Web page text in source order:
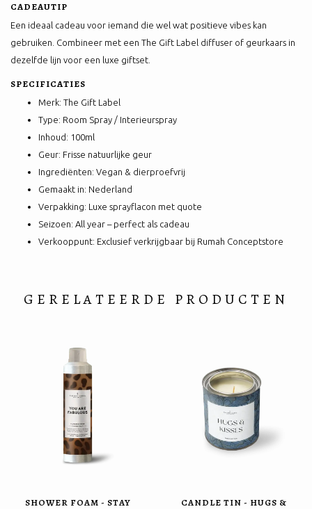
CADEAUTIP
Een ideaal cadeau voor iemand die wel wat positieve vibes kan
gebruiken. Combineer met een The Gift Label diffuser of geurkaars in
dezelfde lijn voor een luxe giftset.
SPECIFICATIES
Merk: The Gift Label
Type: Room Spray / Interieurspray
Inhoud: 100ml
Geur: Frisse natuurlijke geur
Ingrediënten: Vegan & dierproefvrij
Gemaakt in: Nederland
Verpakking: Luxe sprayflacon met quote
Seizoen: All year – perfect als cadeau
Verkooppunt: Exclusief verkrijgbaar bij Rumah Conceptstore
GERELATEERDE PRODUCTEN
SHOWER FOAM - STAY CANDLE TIN - HUGS &